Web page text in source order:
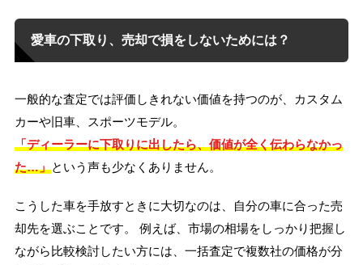
愛車の下取り、売却で損をしないためには？
一般的な査定では評価しきれない価値を持つのが、カスタム
カーや旧車、スポーツモデル。
「ディーラーに下取りに出したら、価値が全く伝わらなかっ
た…」という声も少なくありません。
こうした車を手放すときに大切なのは、自分の車に合った売
却先を選ぶことです。 例えば、市場の相場をしっかり把握し
ながら比較検討したい方には、一括査定で複数社の価格が分